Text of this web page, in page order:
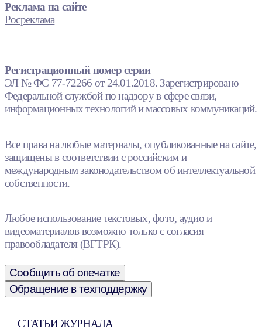
Реклама на сайте
Росреклама
Регистрационный номер серии
ЭЛ № ФС 77-72266 от 24.01.2018. Зарегистрировано
Федеральной службой по надзору в сфере связи,
информационных технологий и массовых коммуникаций.
Все права на любые материалы, опубликованные на сайте,
защищены в соответствии с российским и
международным законодательством об интеллектуальной
собственности.
Любое использование текстовых, фото, аудио и
видеоматериалов возможно только с согласия
правообладателя (ВГТРК).
Сообщить об опечатке
Обращение в техподдержку
СТАТЬИ ЖУРНАЛА